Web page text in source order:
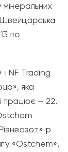
мінеральних
по
NF Trading
яка
працює – 22.
p
«Ostchem»,